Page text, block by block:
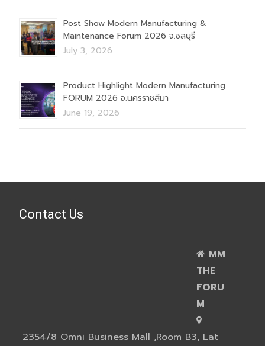
Post Show Modern Manufacturing &
Maintenance Forum 2026 จ.ชลบุรี
July 3, 2026
Product Highlight Modern Manufacturing
FORUM 2026 จ.นครราชสีมา
June 19, 2026
Contact Us
MM
THE
FORU
M
2354/8 Omni Business Mall ,Room B3, Lat